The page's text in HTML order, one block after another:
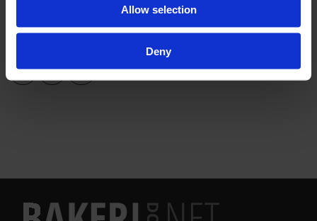
Allow selection
Deny
NYHETER